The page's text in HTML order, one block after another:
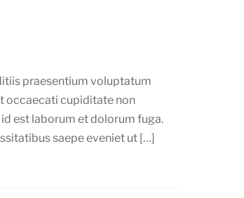
praesentium voluptatum
occaecati cupiditate non
est laborum et dolorum fuga.
saepe eveniet ut […]